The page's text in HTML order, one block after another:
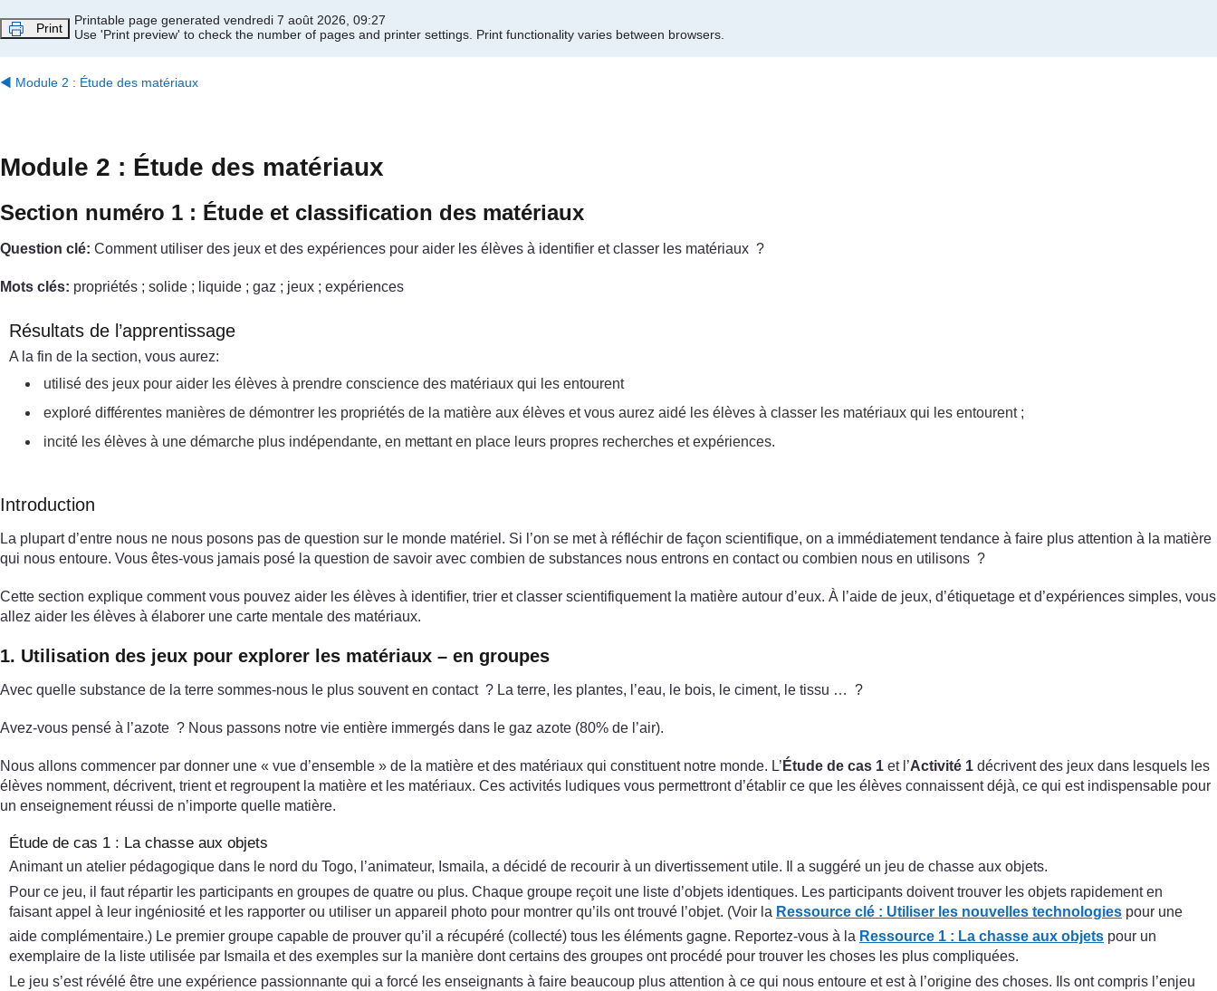
Print
Printable page generated vendredi 7 août 2026, 09:27
Use 'Print preview' to check the number of pages and printer settings. Print functionality varies between browsers.
◀︎ Module 2 : Étude des matériaux
Module 2 : Étude des matériaux
Section numéro 1 : Étude et classification des matériaux
Question clé: Comment utiliser des jeux et des expériences pour aider les élèves à identifier et classer les matériaux ?
Mots clés: propriétés ; solide ; liquide ; gaz ; jeux ; expériences
Résultats de l’apprentissage
A la fin de la section, vous aurez:
utilisé des jeux pour aider les élèves à prendre conscience des matériaux qui les entourent
exploré différentes manières de démontrer les propriétés de la matière aux élèves et vous aurez aidé les élèves à classer les matériaux qui les entourent ;
incité les élèves à une démarche plus indépendante, en mettant en place leurs propres recherches et expériences.
Introduction
La plupart d’entre nous ne nous posons pas de question sur le monde matériel. Si l’on se met à réfléchir de façon scientifique, on a immédiatement tendance à faire plus attention à la matière
qui nous entoure. Vous êtes-vous jamais posé la question de savoir avec combien de substances nous entrons en contact ou combien nous en utilisons ?
Cette section explique comment vous pouvez aider les élèves à identifier, trier et classer scientifiquement la matière autour d’eux. À l’aide de jeux, d’étiquetage et d’expériences simples, vous
allez aider les élèves à élaborer une carte mentale des matériaux.
1. Utilisation des jeux pour explorer les matériaux – en groupes
Avec quelle substance de la terre sommes-nous le plus souvent en contact ? La terre, les plantes, l’eau, le bois, le ciment, le tissu … ?
Avez-vous pensé à l’azote ? Nous passons notre vie entière immergés dans le gaz azote (80% de l’air).
Nous allons commencer par donner une « vue d’ensemble » de la matière et des matériaux qui constituent notre monde. L’ Étude de cas 1 et l’Activité 1 décrivent des jeux dans lesquels les
élèves nomment, décrivent, trient et regroupent la matière et les matériaux. Ces activités ludiques vous permettront d’établir ce que les élèves connaissent déjà, ce qui est indispensable pour
un enseignement réussi de n’importe quelle matière.
Étude de cas 1 : La chasse aux objets
Animant un atelier pédagogique dans le nord du Togo, l’animateur, Ismaila, a décidé de recourir à un divertissement utile. Il a suggéré un jeu de chasse aux objets.
Pour ce jeu, il faut répartir les participants en groupes de quatre ou plus. Chaque groupe reçoit une liste d’objets identiques. Les participants doivent trouver les objets rapidement en
faisant appel à leur ingéniosité et les rapporter ou utiliser un appareil photo pour montrer qu’ils ont trouvé l’objet. (Voir la Ressource clé : Utiliser les nouvelles technologies pour une
aide complémentaire.) Le premier groupe capable de prouver qu’il a récupéré (collecté) tous les éléments gagne. Reportez-vous à la Ressource 1 : La chasse aux objets pour un
exemplaire de la liste utilisée par Ismaila et des exemples sur la manière dont certains des groupes ont procédé pour trouver les choses les plus compliquées.
Le jeu s’est révélé être une expérience passionnante qui a forcé les enseignants à faire beaucoup plus attention à ce qui nous entoure et est à l’origine des choses. Ils ont compris l’enjeu